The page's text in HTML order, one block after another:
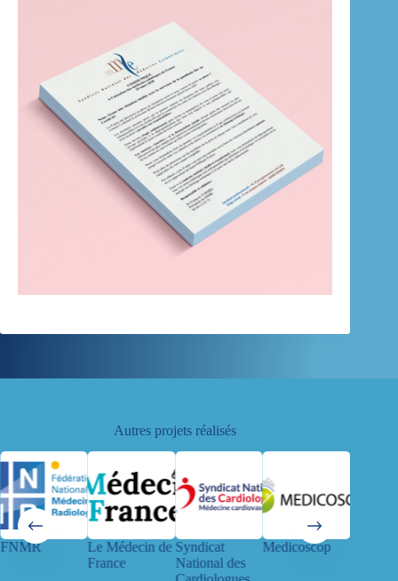
Autres projets réalisés
FNMR
Le Médecin de
France
Syndicat
National des
Medicoscop